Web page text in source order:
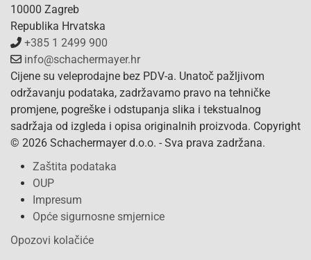
10000 Zagreb
Republika Hrvatska
+385 1 2499 900
info@schachermayer.hr
Cijene su veleprodajne bez PDV-a. Unatoč pažljivom
održavanju podataka, zadržavamo pravo na tehničke
promjene, pogreške i odstupanja slika i tekstualnog
sadržaja od izgleda i opisa originalnih proizvoda. Copyright
© 2026 Schachermayer d.o.o. - Sva prava zadržana.
Zaštita podataka
OUP
Impresum
Opće sigurnosne smjernice
Opozovi kolačiće